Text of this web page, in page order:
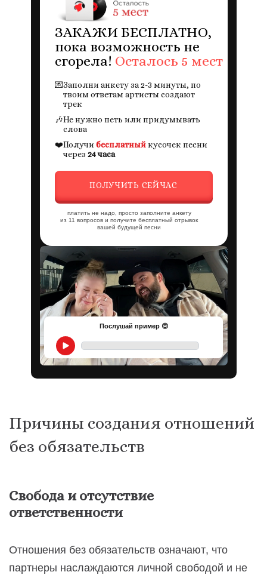
Послушай пример 😍
ЗАКАЖИ БЕСПЛАТНО,
пока возможность не
сгорела! Осталось 5 мест
💌Заполни анкету за 2-3 минуты, по
твоим ответам артисты создают
трек
🎶Не нужно петь или придумывать
слова
❤️Получи бесплатныйкусочек песни
через 24 часа
ПОЛУЧИТЬ СЕЙЧАС
платить не надо, просто заполните анкету
из 11 вопросов и получите бесплатный отрывок
вашей будущей песни
Причины создания отношений
без обязательств
Свобода и отсутствие
ответственности
Отношения без обязательств означают, что
партнеры наслаждаются личной свободой и не